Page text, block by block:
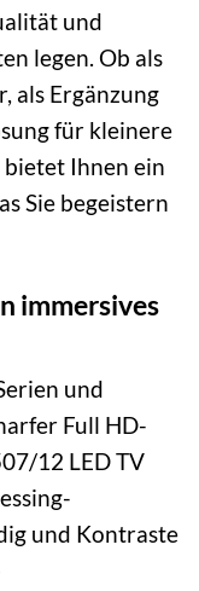
und
legen. Ob als
als Ergänzung
für kleinere
bietet Ihnen ein
Sie begeistern
immersives
und
Full HD-
12 LED TV
und Kontraste